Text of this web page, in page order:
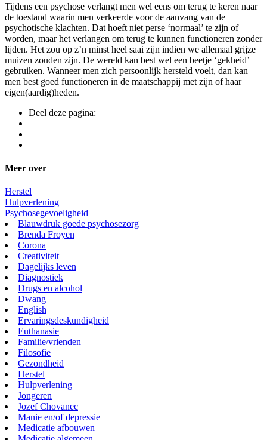
Tijdens een psychose verlangt men wel eens om terug te keren naar
de toestand waarin men verkeerde voor de aanvang van de
psychotische klachten. Dat hoeft niet perse ‘normaal’ te zijn of
worden, maar het verlangen om terug te kunnen functioneren zonder
lijden. Het zou op z’n minst heel saai zijn indien we allemaal grijze
muizen zouden zijn. De wereld kan best wel een beetje ‘gekheid’
gebruiken. Wanneer men zich persoonlijk hersteld voelt, dan kan
men best goed functioneren in de maatschappij met zijn of haar
eigen(aardig)heden.
Deel deze pagina:
Meer over
Herstel
Hulpverlening
Psychosegevoeligheid
Blauwdruk goede psychosezorg
Brenda Froyen
Corona
Creativiteit
Dagelijks leven
Diagnostiek
Drugs en alcohol
Dwang
English
Ervaringsdeskundigheid
Euthanasie
Familie/vrienden
Filosofie
Gezondheid
Herstel
Hulpverlening
Jongeren
Jozef Chovanec
Manie en/of depressie
Medicatie afbouwen